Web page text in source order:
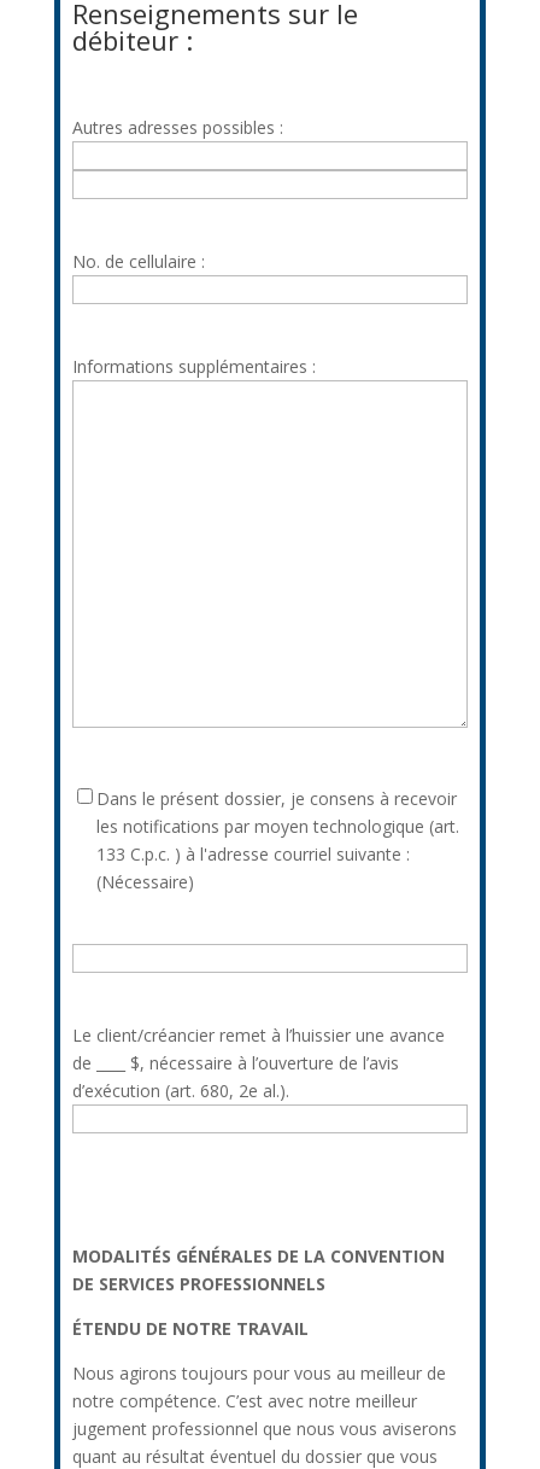
le
juge
Renseignements sur le
débiteur :
Autres adresses possibles :
2
No. de cellulaire :
Informations supplémentaires :
RGPD(Nécessaire)
Dans le présent dossier, je consens à recevoir
les notifications par moyen technologique (art.
133 C.p.c. ) à l'adresse courriel suivante :
(Nécessaire)
Le client/créancier remet à l’huissier une avance
de ____ $, nécessaire à l’ouverture de l’avis
d’exécution (art. 680, 2e al.).
MODALITÉS GÉNÉRALES DE LA CONVENTION
DE SERVICES PROFESSIONNELS
ÉTENDU DE NOTRE TRAVAIL
Nous agirons toujours pour vous au meilleur de
notre compétence. C’est avec notre meilleur
jugement professionnel que nous vous aviserons
quant au résultat éventuel du dossier que vous